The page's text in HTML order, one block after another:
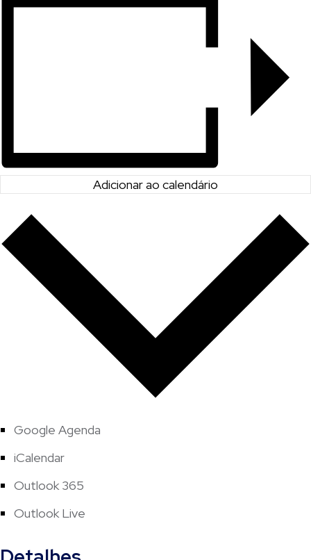
Adicionar ao calendário
Google Agenda
iCalendar
Outlook 365
Outlook Live